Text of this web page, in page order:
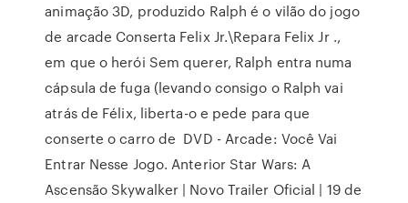
animação 3D, produzido Ralph é o vilão do jogo
de arcade Conserta Felix Jr.\Repara Felix Jr .,
em que o herói Sem querer, Ralph entra numa
cápsula de fuga (levando consigo o Ralph vai
atrás de Félix, liberta-o e pede para que
conserte o carro de DVD - Arcade: Você Vai
Entrar Nesse Jogo. Anterior Star Wars: A
Ascensão Skywalker | Novo Trailer Oficial | 19 de